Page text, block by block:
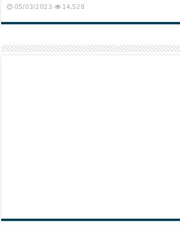
05/03/2023 14,528